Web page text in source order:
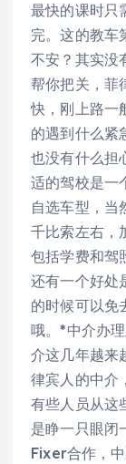
最快的课时只
完。这的教车
不安？其实没
帮你把关，菲
快，刚上路一
的遇到什么紧
也没有什么担
适的驾校是一
自选车型，当
千比索左右，
包括学费和驾
还有一个好处
的时候可以免
哦。*中介办
介这几年越来
律宾人的中介
有些人员从这
是睁一只眼闭
Fixer合作，